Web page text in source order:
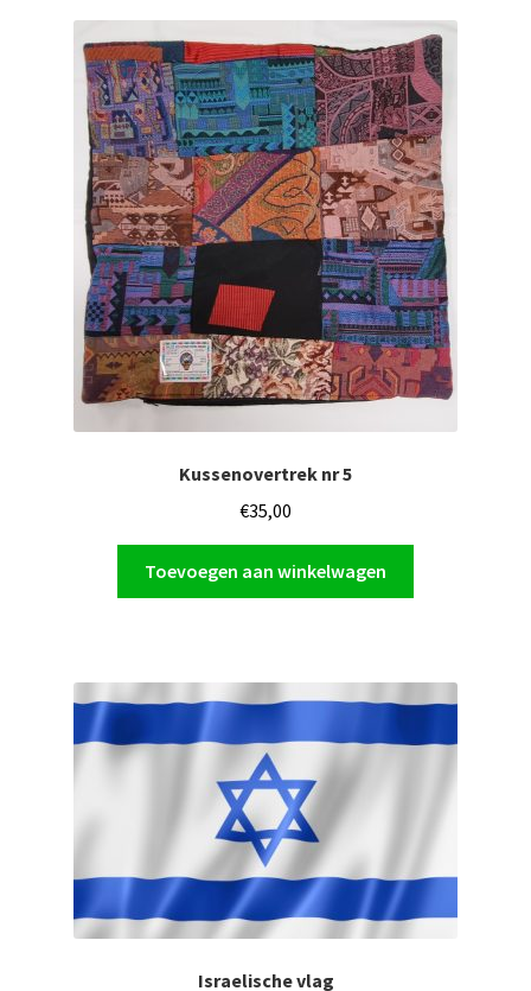
Kussenovertrek nr 5
€35,00
Toevoegen aan winkelwagen
Israelische vlag